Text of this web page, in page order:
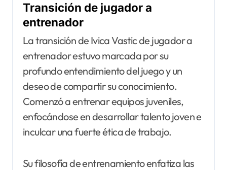
Transición de jugador a
entrenador
La transición de Ivica Vastic de jugador a
entrenador estuvo marcada por su
profundo entendimiento del juego y un
deseo de compartir su conocimiento.
Comenzó a entrenar equipos juveniles,
enfocándose en desarrollar talento joven e
inculcar una fuerte ética de trabajo.
Su filosofía de entrenamiento enfatiza las